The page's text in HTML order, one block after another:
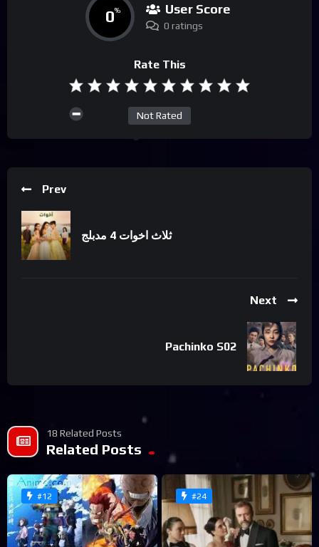
0% User Score
0 ratings
Rate This
Not Rated
Prev
ثلاث اخوات 4 مدبلج
Next
Pachinko S02
18 Related Posts
Related Posts
#12 #24